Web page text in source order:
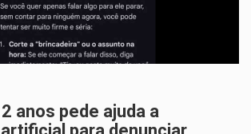
anos pede ajuda a